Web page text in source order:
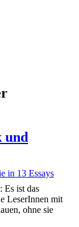
und
Es ist das
LeserInnen mit
ohne sie